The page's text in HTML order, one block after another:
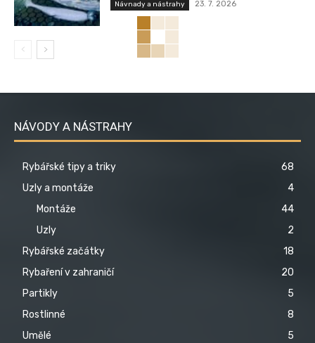
Návnady a nástrahy 23. 7. 2026
NÁVODY A NÁSTRAHY
Rybářské tipy a triky
68
Uzly a montáže
4
Montáže
44
Uzly
2
Rybářské začátky
18
Rybaření v zahraničí
20
Partikly
5
Rostlinné
8
Umělé
5